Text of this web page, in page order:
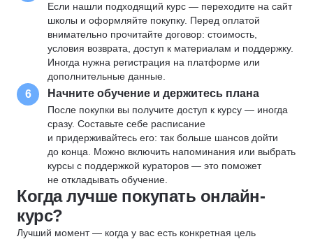
Если нашли подходящий курс — переходите на сайт
школы и оформляйте покупку. Перед оплатой
внимательно прочитайте договор: стоимость,
условия возврата, доступ к материалам и поддержку.
Иногда нужна регистрация на платформе или
дополнительные данные.
6 Начните обучение и держитесь плана
После покупки вы получите доступ к курсу — иногда
сразу. Составьте себе расписание
и придерживайтесь его: так больше шансов дойти
до конца. Можно включить напоминания или выбрать
курсы с поддержкой кураторов — это поможет
не откладывать обучение.
Когда лучше покупать онлайн-
курс?
Лучший момент — когда у вас есть конкретная цель